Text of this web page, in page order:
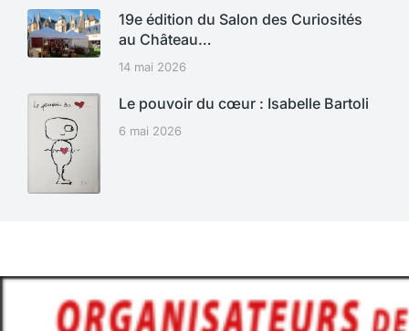
19e édition du Salon des Curiosités
au Château…
14 mai 2026
Le pouvoir du cœur : Isabelle Bartoli
6 mai 2026